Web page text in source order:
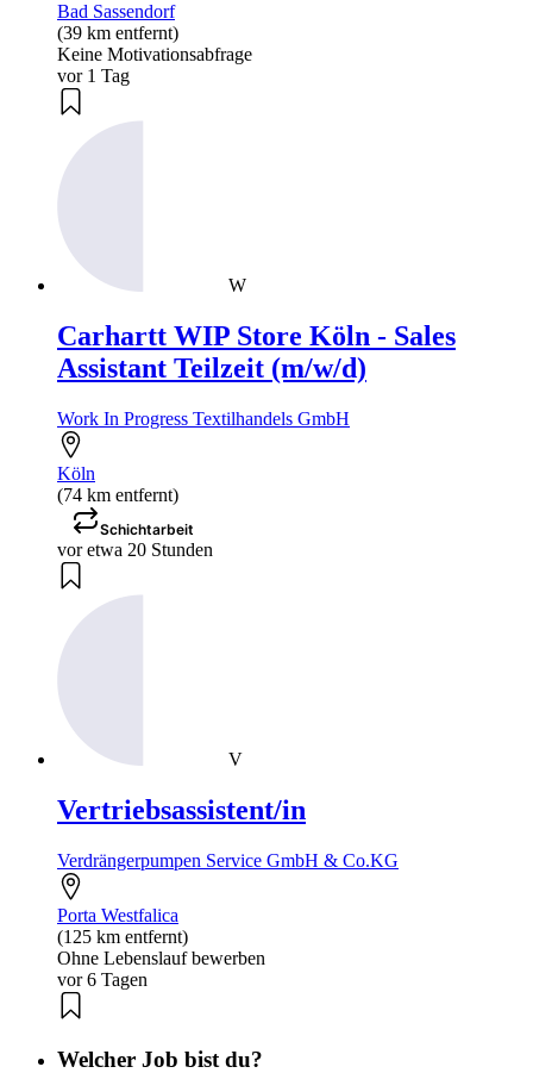
Bad Sassendorf
(39 km entfernt)
Keine Motivationsabfrage
vor 1 Tag
W
Carhartt WIP Store Köln - Sales
Assistant Teilzeit (m/w/d)
Work In Progress Textilhandels GmbH
Köln
(74 km entfernt)
Schichtarbeit
vor etwa 20 Stunden
V
Vertriebsassistent/in
Verdrängerpumpen Service GmbH & Co.KG
Porta Westfalica
(125 km entfernt)
Ohne Lebenslauf bewerben
vor 6 Tagen
Welcher Job bist du?